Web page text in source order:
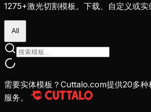
1275+激光切割模板。下载、自定义或实
All
需要实体模板？Cuttalo.com提供20多种
服务。